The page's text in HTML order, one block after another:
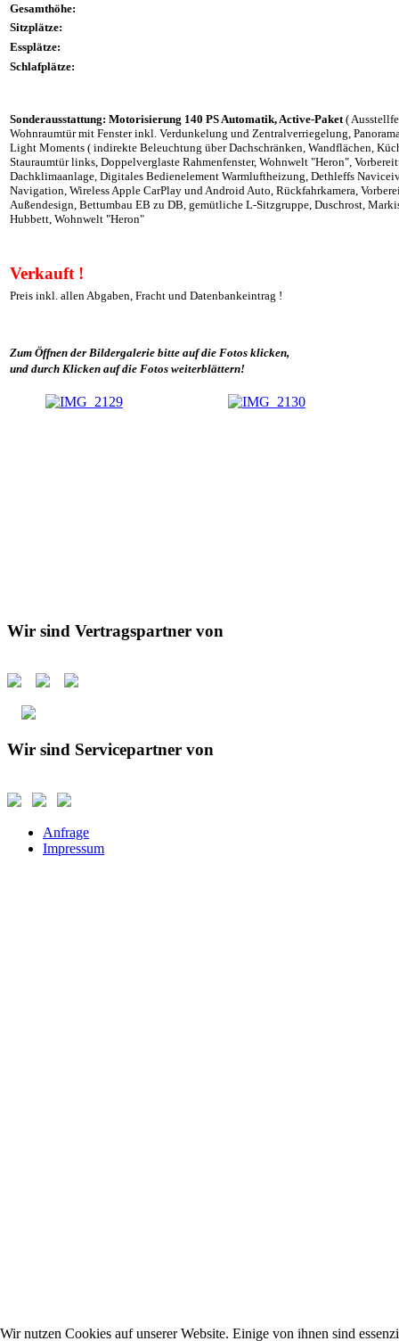
Gesamthöhe:
Sitzplätze:
Essplätze:
Schlafplätze:
Sonderausstattung: Motorisierung 140 PS Automatik, Active-Paket (
Wohnraumtür mit Fenster inkl. Verdunkelung und Zentralverriegelung,
Light Moments ( indirekte Beleuchtung über Dachschränken, Wandflächen,
Stauraumtür links, Doppelverglaste Rahmenfenster, Wohnwelt "Heron",
Dachklimaanlage, Digitales Bedienelement Warmluftheizung, Dethleffs
Navigation, Wireless Apple CarPlay und Android Auto, Rückfahrkamera,
Außendesign, Bettumbau EB zu DB, gemütliche L-Sitzgruppe, Duschrost,
Hubbett, Wohnwelt "Heron"
Verkauft !
Preis inkl. allen Abgaben, Fracht und Datenbankeintrag !
Zum Öffnen der Bildergalerie bitte auf die Fotos klicken,
und durch Klicken auf die Fotos weiterblättern!
Wir sind Vertragspartner von
Wir sind Servicepartner von
Anfrage
Impressum
Wir nutzen Cookies auf unserer Website. Einige von ihnen sind